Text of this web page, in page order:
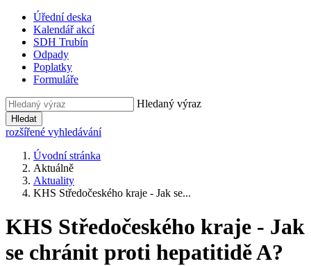
Úřední deska
Kalendář akcí
SDH Trubín
Odpady
Poplatky
Formuláře
Hledaný výraz
Hledat
rozšířené vyhledávání
Úvodní stránka
Aktuálně
Aktuality
KHS Středočeského kraje - Jak se...
KHS Středočeského kraje - Jak
se chránit proti hepatitidě A?